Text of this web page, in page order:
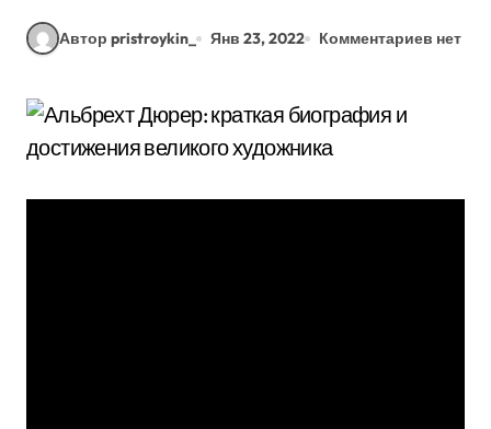
Автор pristroykin_ Янв 23, 2022 Комментариев нет